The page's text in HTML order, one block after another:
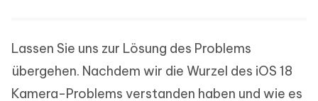
Lassen Sie uns zur Lösung des Problems
übergehen. Nachdem wir die Wurzel des iOS 18
Kamera-Problems verstanden haben und wie es